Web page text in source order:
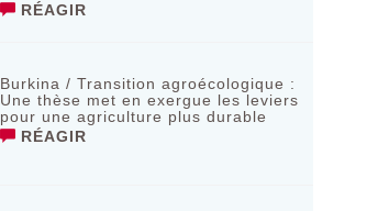
RÉAGIR
Burkina / Transition agroécologique :
Une thèse met en exergue les leviers
pour une agriculture plus durable
RÉAGIR